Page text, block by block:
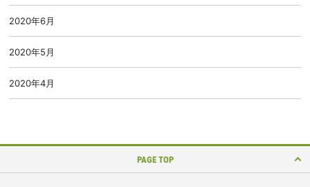
2020年6月
2020年5月
2020年4月
PAGE TOP